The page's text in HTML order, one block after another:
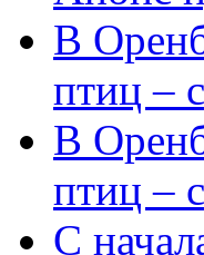
В
птиц –
В
птиц –
С